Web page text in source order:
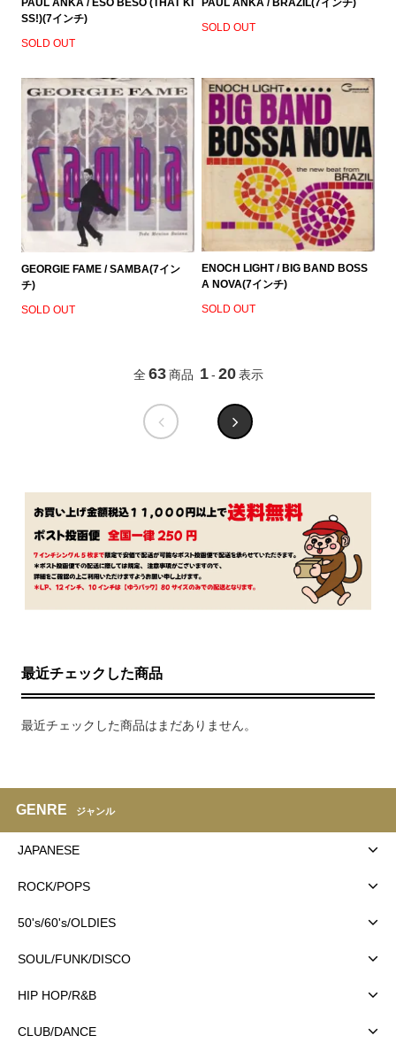
PAUL ANKA / ESO BESO (THAT KI
SS!)(7インチ)
SOLD OUT
PAUL ANKA / BRAZIL(7インチ)
SOLD OUT
GEORGIE FAME / SAMBA(7イン
チ)
SOLD OUT
ENOCH LIGHT / BIG BAND BOSS
A NOVA(7インチ)
SOLD OUT
全 63 商品 1 - 20 表示
最近チェックした商品
最近チェックした商品はまだありません。
GENRE ジャンル
JAPANESE
ROCK/POPS
50's/60's/OLDIES
SOUL/FUNK/DISCO
HIP HOP/R&B
CLUB/DANCE